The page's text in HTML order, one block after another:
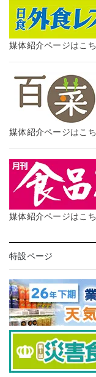
媒体紹介ページはこ
媒体紹介ページはこ
媒体紹介ページはこ
特設ページ